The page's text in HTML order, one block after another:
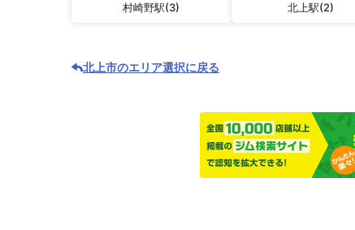
村崎野駅(3) 北上駅(2)
北上市のエリア選択に戻る